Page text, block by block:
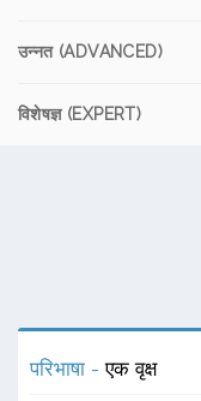
उन्नत (ADVANCED)
विशेषज्ञ (EXPERT)
परिभाषा -एक वृक्ष